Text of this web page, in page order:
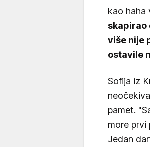
kao haha
skapirao
više nije
ostavile
Sofija iz
pamet.
more prvi
Jedan